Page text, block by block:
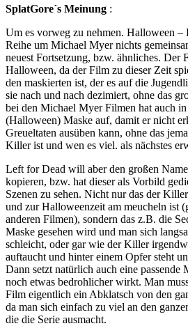
SplatGore´s Meinung :
Um es vorweg zu nehmen. Halloween
Reihe um Michael Myer nichts
neuest Fortsetzung, bzw. ähnliches. Der
Halloween, da der Film zu dieser Zeit
den maskierten ist, der es auf die
sie nach und nach dezimiert, ohne das
bei den Michael Myer Filmen hat auch
(Halloween) Maske auf, damit er nicht
Greueltaten ausüben kann, ohne das
Killer ist und wen es viel. als nächstes
Left for Dead will aber den großen
kopieren, bzw. hat dieser als Vorbild
Szenen zu sehen. Nicht nur das der
und zur Halloweenzeit am meucheln ist
anderen Filmen), sondern das z.B. die
Maske gesehen wird und man sich
schleicht, oder gar wie der Killer
auftaucht und hinter einem Opfer steht
Dann setzt natürlich auch eine passende
noch etwas bedrohlicher wirkt. Man
Film eigentlich ein Abklatsch von den
da man sich einfach zu viel an den
die die Serie ausmacht.